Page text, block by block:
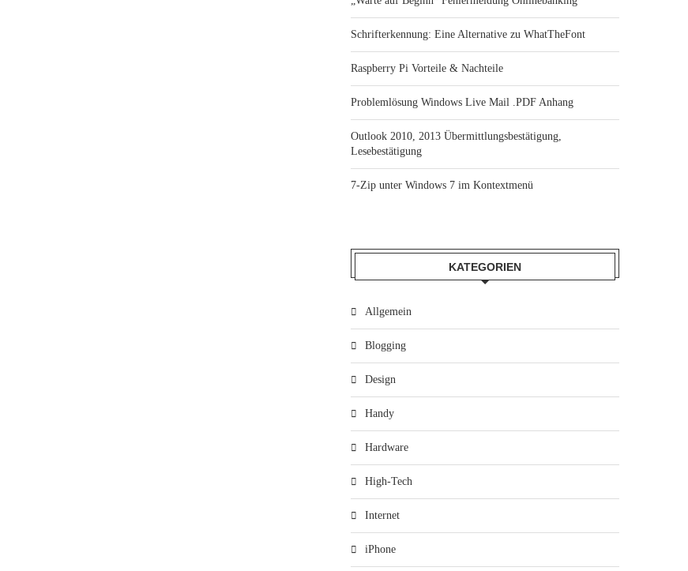
Schrifterkennung: Eine Alternative zu WhatTheFont
Raspberry Pi Vorteile & Nachteile
Problemlösung Windows Live Mail .PDF Anhang
Outlook 2010, 2013 Übermittlungsbestätigung,
Lesebestätigung
7-Zip unter Windows 7 im Kontextmenü
KATEGORIEN
Allgemein
Blogging
Design
Handy
Hardware
High-Tech
Internet
iPhone